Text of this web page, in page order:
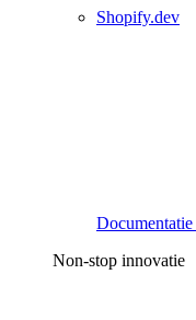
Shopify.dev
Non-stop innovatie